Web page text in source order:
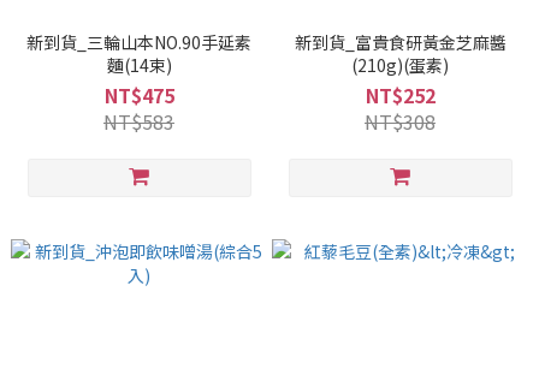
新到貨_三輪山本NO.90手延素
麵(14束)
NT$475
NT$583
新到貨_富貴食研黃金芝麻醬
(210g)(蛋素)
NT$252
NT$308